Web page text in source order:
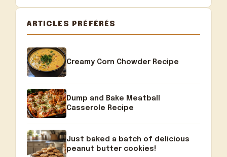
ARTICLES PRÉFÉRÉS
Creamy Corn Chowder Recipe
Dump and Bake Meatball
Casserole Recipe
Just baked a batch of delicious
peanut butter cookies!